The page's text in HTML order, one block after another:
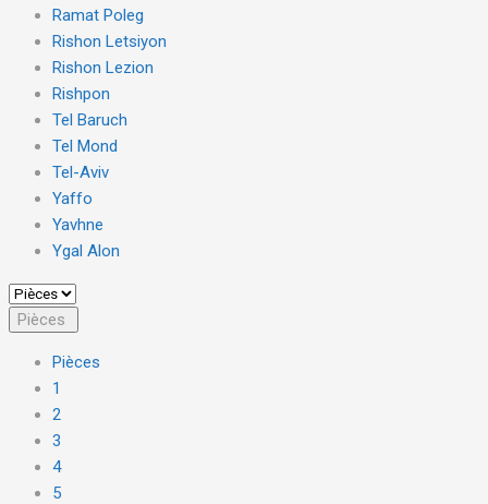
Ramat Poleg
Rishon Letsiyon
Rishon Lezion
Rishpon
Tel Baruch
Tel Mond
Tel-Aviv
Yaffo
Yavhne
Ygal Alon
Pièces
Pièces
1
2
3
4
5